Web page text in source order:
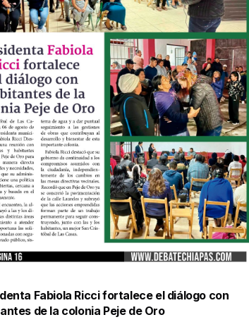
Fabiola Ricci fortalece el diálogo con
de la colonia Peje de Oro